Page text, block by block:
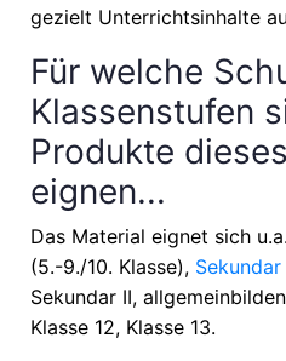
gezielt Unterrichtsinhalte
Für welche
Klassenstufen
Produkte
eignen...
Das Material eignet sich
(5.-9./10. Klasse),
Sekundar II,
Klasse 12, Klasse 13.